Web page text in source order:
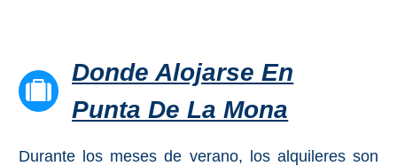
Deportes
Acuáticos
Kayak
Donde Alojarse En
Punta De La Mona
Durante los meses de verano, los alquileres son